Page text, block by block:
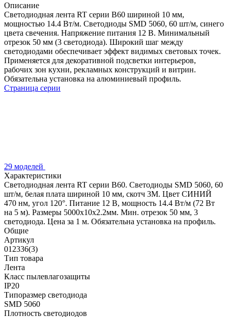
Описание
Светодиодная лента RT серии B60 шириной 10 мм,
мощностью 14.4 Вт/м. Светодиоды SMD 5060, 60 шт/м, синего
цвета свечения. Напряжение питания 12 В. Минимальный
отрезок 50 мм (3 светодиода). Широкий шаг между
светодиодами обеспечивает эффект видимых световых точек.
Применяется для декоративной подсветки интерьеров,
рабочих зон кухни, рекламных конструкций и витрин.
Обязательна установка на алюминиевый профиль.
Страница серии
29 моделей
Характеристики
Светодиодная лента RT серии B60. Светодиоды SMD 5060, 60
шт/м, белая плата шириной 10 мм, скотч 3M. Цвет СИНИЙ
470 нм, угол 120°. Питание 12 В, мощность 14.4 Вт/м (72 Вт
на 5 м). Размеры 5000x10x2.2мм. Мин. отрезок 50 мм, 3
светодиода. Цена за 1 м. Обязательна установка на профиль.
Общие
Артикул
012336(3)
Тип товара
Лента
Класс пылевлагозащиты
IP20
Типоразмер светодиода
SMD 5060
Плотность светодиодов